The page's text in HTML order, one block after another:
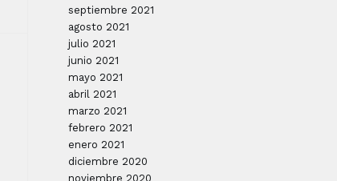
septiembre 2021
agosto 2021
julio 2021
junio 2021
mayo 2021
abril 2021
marzo 2021
febrero 2021
enero 2021
diciembre 2020
noviembre 2020